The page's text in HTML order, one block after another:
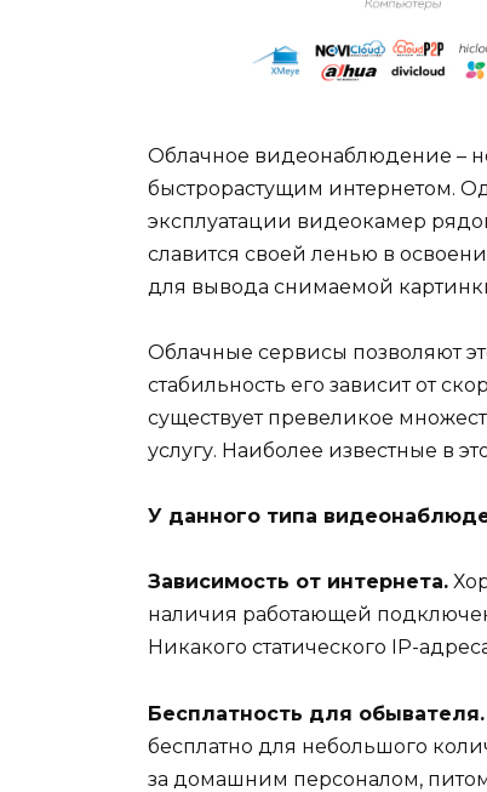
Облачное видеонаблюдение –
быстрорастущим интернетом.
эксплуатации видеокамер
славится своей ленью в
для вывода снимаемой
Облачные сервисы позволяют
стабильность его зависит от
существует превеликое
услугу. Наиболее известные в
У данного типа
Зависимость от интернета.
наличия работающей
Никакого статического IP-
Бесплатность для обывателя.
бесплатно для небольшого
за домашним персоналом,